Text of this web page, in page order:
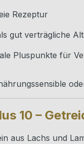
Rezeptur
gut verträgliche
Pluspunkte für
10 –
aus Lachs und